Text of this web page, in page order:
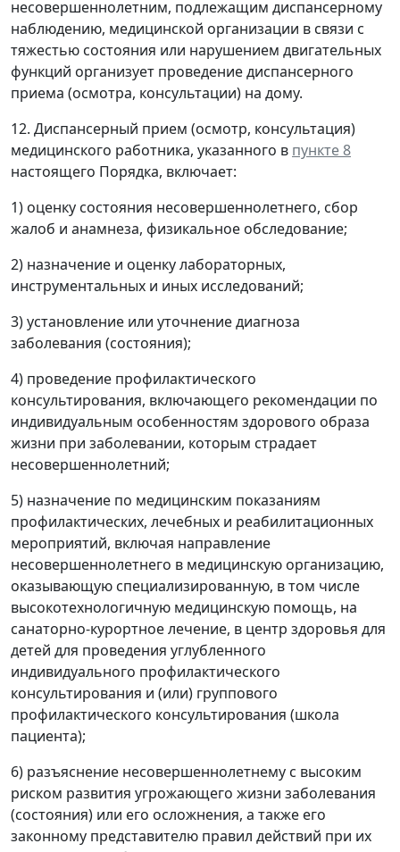
несовершеннолетним, подлежащим диспансерному
наблюдению, медицинской организации в связи с
тяжестью состояния или нарушением двигательных
функций организует проведение диспансерного
приема (осмотра, консультации) на дому.
12. Диспансерный прием (осмотр, консультация)
медицинского работника, указанного в пункте 8
настоящего Порядка, включает:
1) оценку состояния несовершеннолетнего, сбор
жалоб и анамнеза, физикальное обследование;
2) назначение и оценку лабораторных,
инструментальных и иных исследований;
3) установление или уточнение диагноза
заболевания (состояния);
4) проведение профилактического
консультирования, включающего рекомендации по
индивидуальным особенностям здорового образа
жизни при заболевании, которым страдает
несовершеннолетний;
5) назначение по медицинским показаниям
профилактических, лечебных и реабилитационных
мероприятий, включая направление
несовершеннолетнего в медицинскую организацию,
оказывающую специализированную, в том числе
высокотехнологичную медицинскую помощь, на
санаторно-курортное лечение, в центр здоровья для
детей для проведения углубленного
индивидуального профилактического
консультирования и (или) группового
профилактического консультирования (школа
пациента);
6) разъяснение несовершеннолетнему с высоким
риском развития угрожающего жизни заболевания
(состояния) или его осложнения, а также его
законному представителю правил действий при их